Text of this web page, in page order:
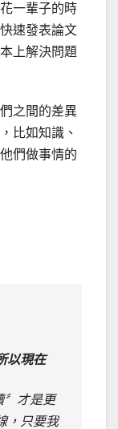
一輩子的時
速發表論文
上解決問題
之間的差異
比如知識、
們做事情的
以現在
〞才是更
，只要我